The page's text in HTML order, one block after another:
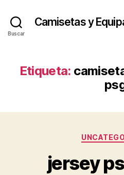
Buscar
Camisetas y
Etiqueta:
jersey